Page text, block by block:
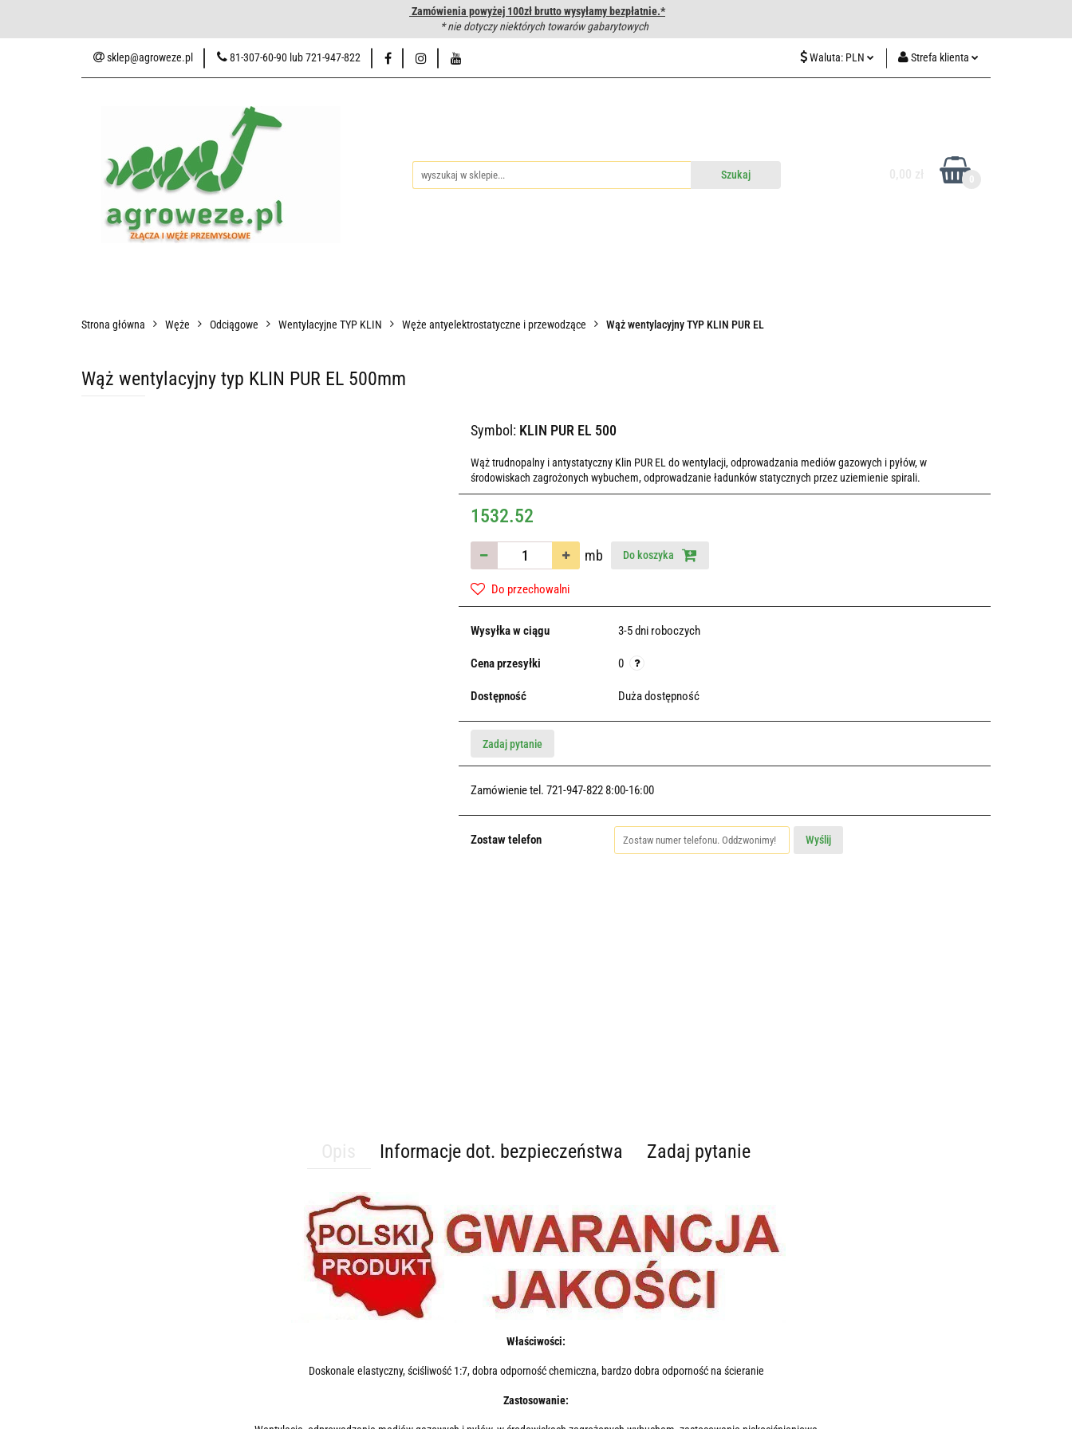
Zamówienia powyżej 100zł brutto wysyłamy bezpłatnie.*
* nie dotyczy niektórych towarów gabarytowych
sklep@agroweze.pl 81-307-60-90 lub 721-947-822 Waluta: PLN Strefa klienta
Zakuwanie węży hydraulicznych Hurtownia Napisz do nas
Strona główna Węże Odciągowe Wentylacyjne TYP KLIN Węże antyelektrostatyczne i przewodzące Wąż wentylacyjny TYP KLIN PUR EL
Wąż wentylacyjny typ KLIN PUR EL 500mm
Symbol: KLIN PUR EL 500
Wąż trudnopalny i antystatyczny Klin PUR EL do wentylacji, odprowadzania mediów gazowych i pyłów, w
środowiskach zagrożonych wybuchem, odprowadzanie ładunków statycznych przez uziemienie spirali.
1532.52
mb Do koszyka
Do przechowalni
Wysyłka w ciągu 3-5 dni roboczych
Cena przesyłki 0
Dostępność Duża dostępność
Zadaj pytanie
Zamówienie tel. 721-947-822 8:00-16:00
Zostaw telefon Wyślij
Informacje dot. bezpieczeństwa Zadaj pytanie
Właściwości:
Doskonale elastyczny, ściśliwość 1:7, dobra odporność chemiczna, bardzo dobra odporność na ścieranie
Zastosowanie: